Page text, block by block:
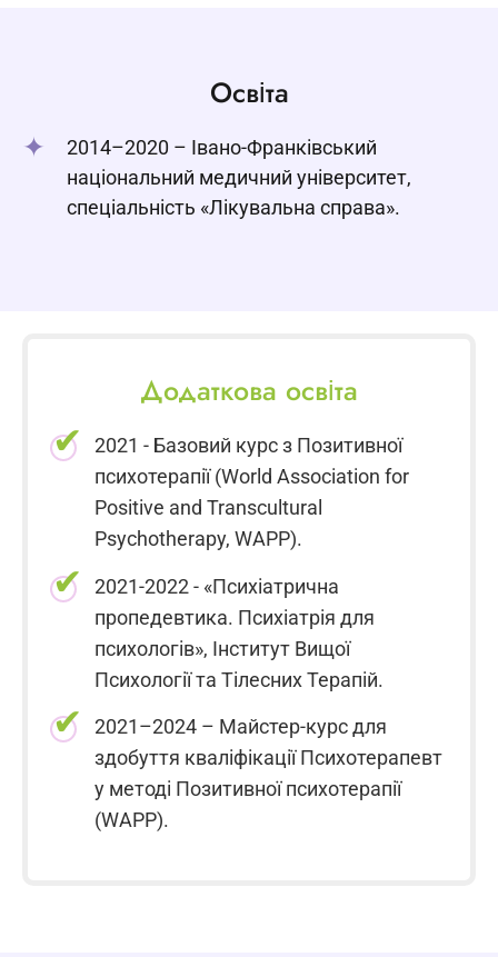
Освіта
2014–2020 – Івано-Франківський
національний медичний університет,
спеціальність «Лікувальна справа».
Додаткова освіта
2021 - Базовий курс з Позитивної
психотерапії (World Association for
Positive and Transcultural
Psychotherapy, WAPP).
2021-2022 - «Психіатрична
пропедевтика. Психіатрія для
психологів», Інститут Вищої
Психології та Тілесних Терапій.
2021–2024 – Майстер-курс для
здобуття кваліфікації Психотерапевт
у методі Позитивної психотерапії
(WAPP).